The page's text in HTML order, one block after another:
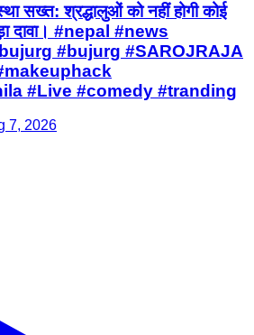
सख्त: श्रद्धालुओं को नहीं होगी कोई
दावा। #nepal #news
#bujurg #SAROJRAJA
#Live #comedy #tranding
7, 2026